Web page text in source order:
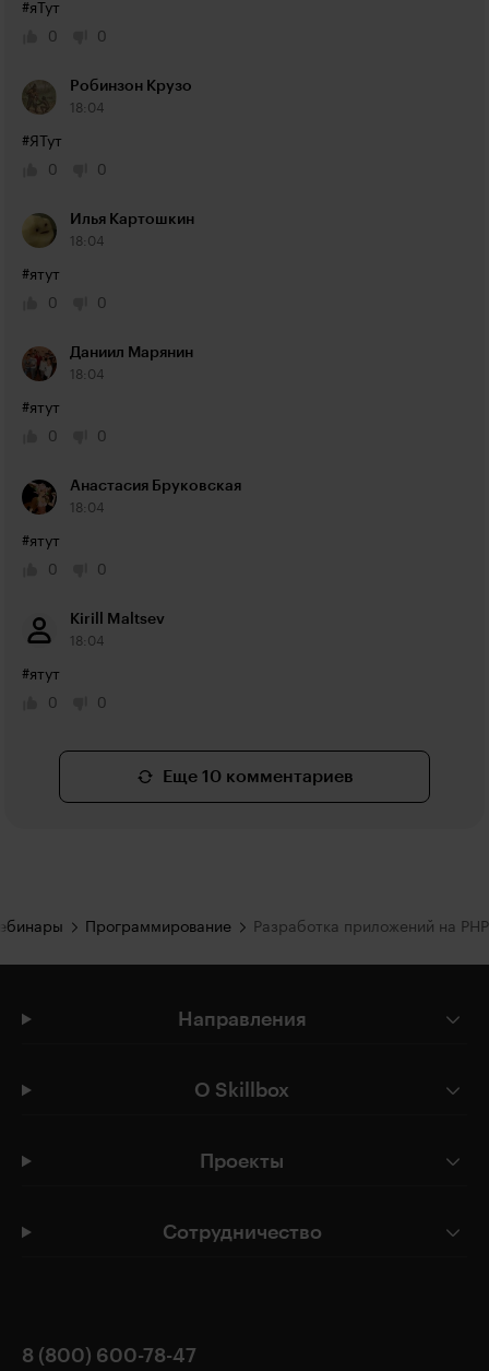
#яТут
0
0
Робинзон Крузо
18:04
#ЯТут
0
0
Илья Картошкин
18:04
#ятут
0
0
Даниил Марянин
18:04
#ятут
0
0
Анастасия Бруковская
18:04
#ятут
0
0
Kirill Maltsev
18:04
#ятут
0
0
Еще 10 комментариев
Программирование Разработка приложений на PHP
Направления
О Skillbox
Проекты
Сотрудничество
8 (800) 600-78-47